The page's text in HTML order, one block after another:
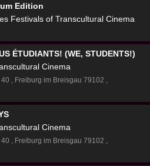
Edition
Festivals of Transcultural Cinema
ÉTUDIANTS! (WE, STUDENTS!)
Cinema
Freiburg im Breisgau 79102
Cinema
Freiburg im Breisgau 79102